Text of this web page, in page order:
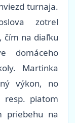
turnaja.
zotrel
čím na diaľku
domáceho
Martinka
výkon, no
resp. piatom
priebehu na